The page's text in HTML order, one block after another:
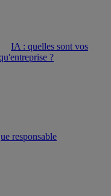
IA : quelles sont vos
?
responsable